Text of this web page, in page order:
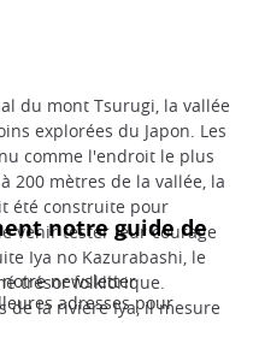
du mont Tsurugi, la vallée
explorées du Japon. Les
comme l'endroit le plus
200 mètres de la vallée, la
été construite pour
venir tester leur courage
Iya no Kazurabashi, le
trésor folklorique.
de la rivière Iya, il mesure